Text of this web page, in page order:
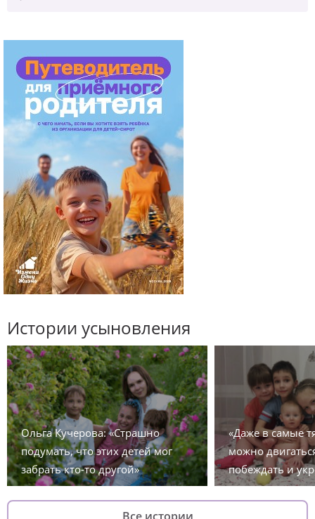
Истории усыновления
Ольга Кучерова: «Страшно
подумать, что этих детей мог
забрать кто-то другой»
«Даже в самые
можно
побеждать и